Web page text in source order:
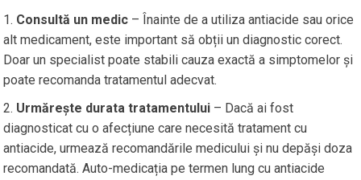
Consultă un medic – Înainte de a utiliza antiacide sau orice
alt medicament, este important să obții un diagnostic corect.
Doar un specialist poate stabili cauza exactă a simptomelor și
poate recomanda tratamentul adecvat.
Urmărește durata tratamentului – Dacă ai fost
diagnosticat cu o afecțiune care necesită tratament cu
antiacide, urmează recomandările medicului și nu depăși doza
recomandată. Auto-medicația pe termen lung cu antiacide